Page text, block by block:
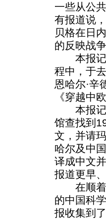
一些从公
有报道说
贝格在日
的反映战
本报记
程中，于
恩哈尔·辛
《穿越中
本报记
馆查找到
文，并请
哈尔及中
译成中文
报道更早
在顺着
的中国科
报收集到